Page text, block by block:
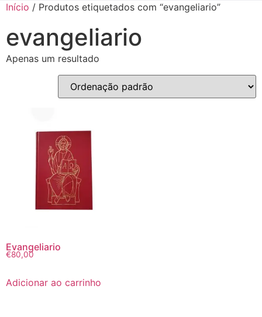
Início / Produtos etiquetados com “evangeliario”
evangeliario
Apenas um resultado
Evangeliario
€80,00
Adicionar ao carrinho